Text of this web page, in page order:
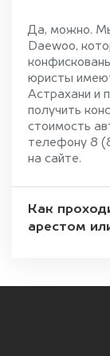
Да, можно.
Daewoo,
юристы
Астрахани и
получить
стоимость
телефону 8
на сайте.
Как
арестом